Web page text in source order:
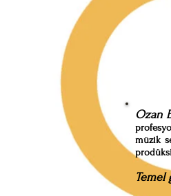
Ozan
müzik
Temel